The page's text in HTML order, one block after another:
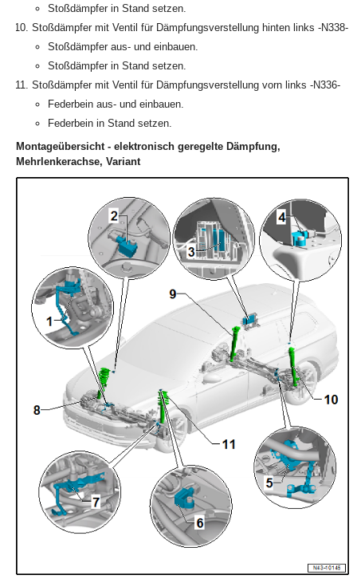
Stoßdämpfer in Stand setzen.
Stoßdämpfer mit Ventil für Dämpfungsverstellung hinten links -N338-
Stoßdämpfer aus- und einbauen.
Stoßdämpfer in Stand setzen.
Stoßdämpfer mit Ventil für Dämpfungsverstellung vorn links -N336-
Federbein aus- und einbauen.
Federbein in Stand setzen.
Montageübersicht - elektronisch geregelte Dämpfung,
Mehrlenkerachse, Variant